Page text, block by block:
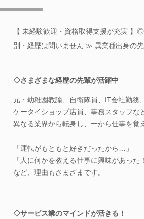
【 未経験歓迎・資格取得支援が充実
別・経歴は問いません ≫ 異業種出身の
◇さまざまな経歴の先輩が活躍中
元・幼稚園教諭、自衛隊員、IT会社勤務、
ケータイショップ店員、事務スタッフ
異なる業界から転身し、一から仕事を覚
「運転がもともと好きだったから…」
「人に何かを教える仕事に興味があった
など、理由もさまざまです。
◇サービス業のマインドが活きる！